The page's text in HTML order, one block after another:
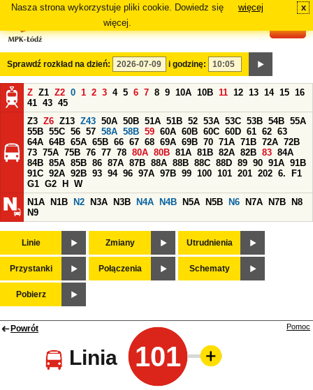
Nasza strona wykorzystuje pliki cookie. Dowiedz się
więcej.
więcej x
Sprawdź rozkład na dzień: i godzinę:
Z Z1 Z2 0 1 2 3 4 5 6 7 8 9 10A 10B 11 12 13 14 15 16
41 43 45
Z3 Z6 Z13 Z43 50A 50B 51A 51B 52 53A 53C 53B 54B 55A
55B 55C 56 57 58A 58B 59 60A 60B 60C 60D 61 62 63
64A 64B 65A 65B 66 67 68 69A 69B 70 71A 71B 72A 72B
73 75A 75B 76 77 78 80A 80B 81A 81B 82A 82B 83 84A
84B 85A 85B 86 87A 87B 88A 88B 88C 88D 89 90 91A 91B
91C 92A 92B 93 94 96 97A 97B 99 100 101 201 202 6.
F1
G1 G2 H
W
N1A
N1B N2 N3A N3B N4A N4B N5A N5B N6 N7A N7B
N8
N9
Linie Zmiany Utrudnienia
Przystanki Połączenia Schematy
Pobierz
Powrót
Linia 101
Pomoc